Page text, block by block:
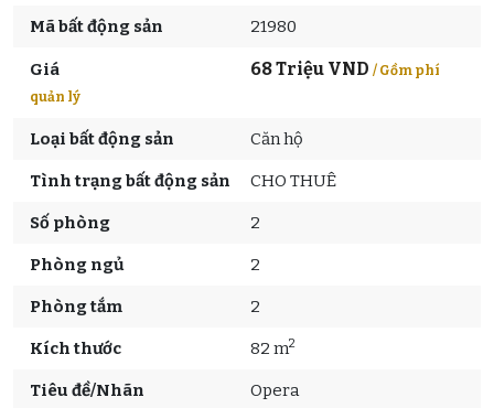
Mã bất động sản 21980
Giá 68 Triệu VND / Gồm phí
quản lý
Loại bất động sản Căn hộ
Tình trạng bất động sản CHO THUÊ
Số phòng 2
Phòng ngủ 2
Phòng tắm 2
Kích thước 82 m2
Tiêu đề/Nhãn Opera